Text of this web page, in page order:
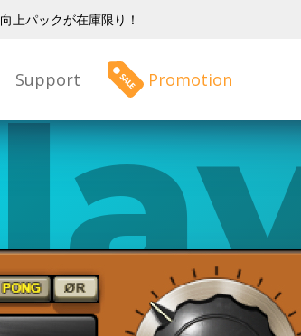
上パックが在庫限り！
Support Promotion